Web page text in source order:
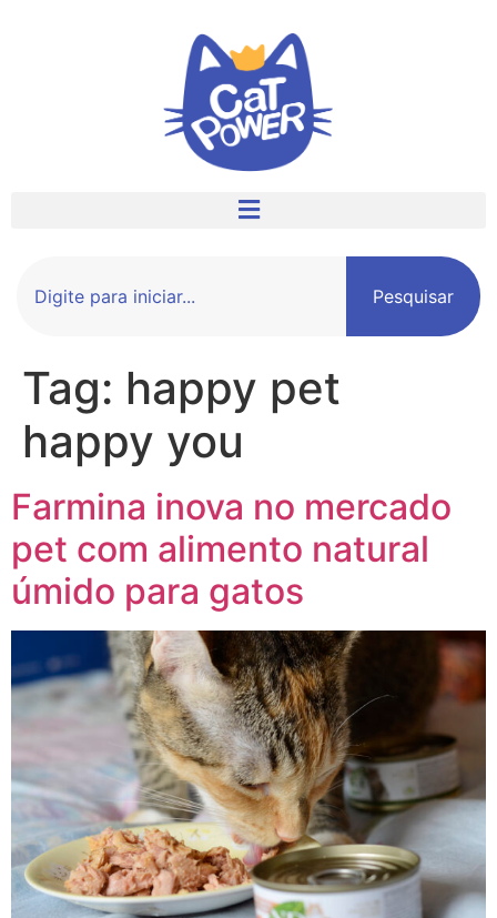
Pesquisar
Tag: happy pet
happy you
Farmina inova no mercado
pet com alimento natural
úmido para gatos